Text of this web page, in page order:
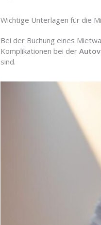
Wichtige Unterlagen für die
Bei der Buchung eines
Komplikationen bei der
sind.